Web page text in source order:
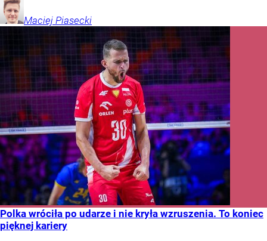
Maciej Piasecki
Polka wróciła po udarze i nie kryła wzruszenia. To koniec
pięknej kariery